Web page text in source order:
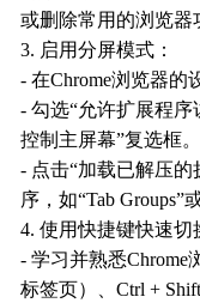
或删除常用的浏览器
3. 启用分屏模式：
- 在Chrome浏览器的
- 勾选“允许扩展程
控制主屏幕”复选框。
- 点击“加载已解压
序，如“Tab Groups”
4. 使用快捷键快速切
- 学习并熟悉Chrome
标签页）、Ctrl +